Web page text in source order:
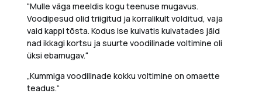
“Mulle väga meeldis kogu teenuse mugavus.
Voodipesud olid triigitud ja korralikult volditud, vaja
vaid kappi tõsta. Kodus ise kuivatis kuivatades jäid
nad ikkagi kortsu ja suurte voodilinade voltimine oli
üksi ebamugav.“
„Kummiga voodilinade kokku voltimine on omaette
teadus.“